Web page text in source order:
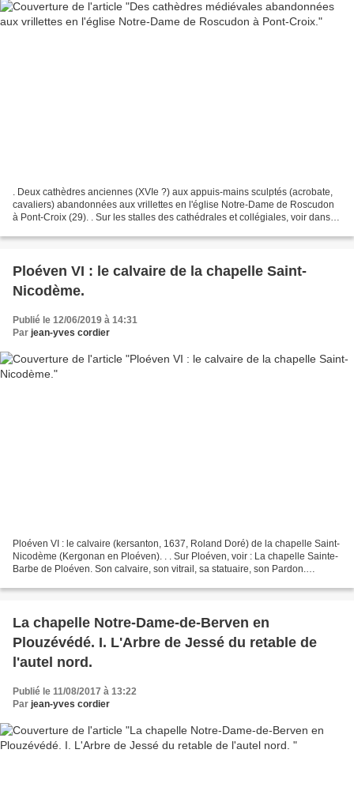
. Deux cathèdres anciennes (XVIe ?) aux appuis-mains sculptés (acrobate,
cavaliers) abandonnées aux vrillettes en l'église Notre-Dame de Roscudon
à Pont-Croix (29). . Sur les stalles des cathédrales et collégiales, voir dans
Ploéven VI : le calvaire de la chapelle Saint-
Nicodème.
Publié le 12/06/2019 à 14:31
Par jean-yves cordier
Ploéven VI : le calvaire (kersanton, 1637, Roland Doré) de la chapelle Saint-
Nicodème (Kergonan en Ploéven). . . Sur Ploéven, voir : La chapelle Sainte-
Barbe de Ploéven. Son calvaire, son vitrail, sa statuaire, son Pardon.
La chapelle Notre-Dame-de-Berven en
Plouzévédé. I. L'Arbre de Jessé du retable de
l'autel nord.
Publié le 11/08/2017 à 13:22
Par jean-yves cordier